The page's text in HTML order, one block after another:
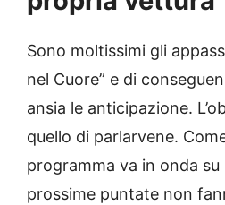
Sono moltissimi gli
nel Cuore” e di
ansia le anticipazione.
quello di parlarvene.
programma va in onda su
prossime puntate non